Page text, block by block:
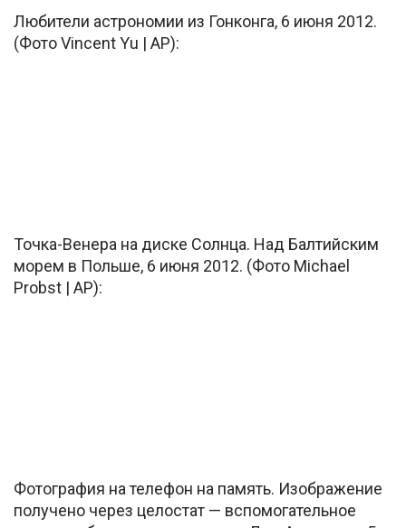
Любители астрономии из Гонконга, 6 июня 2012.
(Фото Vincent Yu | AP):
Точка-Венера на диске Солнца. Над Балтийским
морем в Польше, 6 июня 2012. (Фото Michael
Probst | AP):
Фотография на телефон на память. Изображение
получено через целостат — вспомогательное